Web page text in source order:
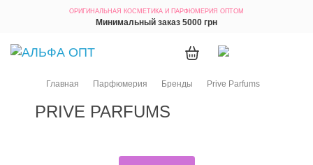
ОРИГИНАЛЬНАЯ КОСМЕТИКА И ПАРФЮМЕРИЯ ОПТОМ
Минимальный заказ 5000 грн
Главная Парфюмерия Бренды Prive Parfums
PRIVE PARFUMS